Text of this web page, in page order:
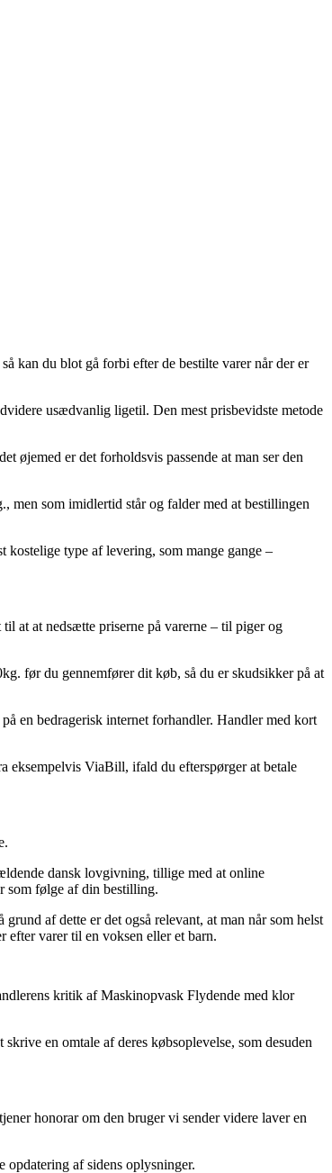
kan du blot gå forbi efter de bestilte varer når der er
usædvanlig ligetil. Den mest prisbevidste metode
øjemed er det forholdsvis passende at man ser den
men som imidlertid står og falder med at bestillingen
type af levering, som mange gange –
at at nedsætte priserne på varerne – til piger og
før du gennemfører dit køb, så du er skudsikker på at
en bedragerisk internet forhandler. Handler med kort
eksempelvis ViaBill, ifald du efterspørger at betale
dansk lovgivning, tillige med at online
som følge af din bestilling.
af dette er det også relevant, at man når som helst
efter varer til en voksen eller et barn.
kritik af Maskinopvask Flydende med klor
en omtale af deres købsoplevelse, som desuden
honorar om den bruger vi sender videre laver en
af sidens oplysninger.